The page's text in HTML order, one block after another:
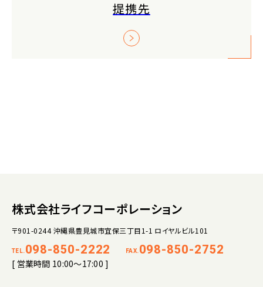
提携先
株式会社ライフコーポレーション
〒901-0244 沖縄県豊見城市宜保三丁目1-1 ロイヤルビル101
TEL. 098-850-2222 FAX. 098-850-2752
[ 営業時間 10:00～17:00 ]